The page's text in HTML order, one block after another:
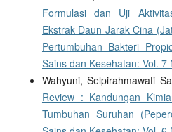
Formulasi dan Uji
Ekstrak Daun Jarak Cina
Pertumbuhan Bakteri
Sains dan Kesehatan: Vol.
Wahyuni, Selpirahmawati
Review : Kandungan
Tumbuhan Suruhan